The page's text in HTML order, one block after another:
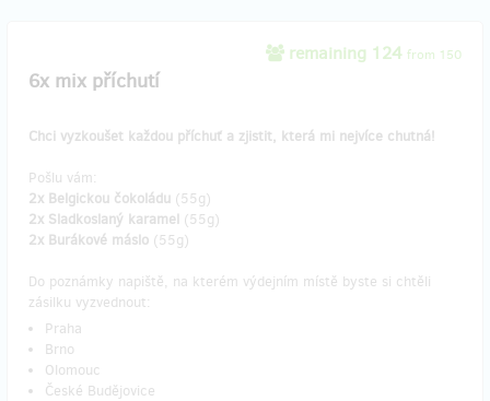
remaining 124 from 150
6x mix příchutí
Chci vyzkoušet každou příchuť a zjistit, která mi nejvíce chutná!
Pošlu vám:
2x Belgickou čokoládu (55g)
2x Sladkoslaný karamel (55g)
2x Burákové máslo (55g)
Do poznámky napiště, na kterém výdejním místě byste si chtěli
zásilku vyzvednout:
Praha
Brno
Olomouc
České Budějovice